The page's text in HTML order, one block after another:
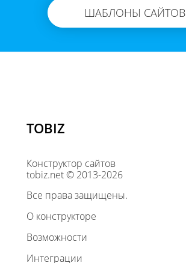
ШАБЛОНЫ САЙТОВ
TOBIZ
Конструктор сайтов
tobiz.net © 2013-2026
Все права защищены.
О конструкторе
Возможности
Интеграции